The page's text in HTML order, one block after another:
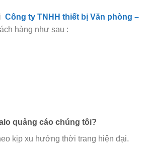
Công ty TNHH thiết bị Văn phòng –
hàng như sau :
quảng cáo chúng tôi?
kịp xu hướng thời trang hiện đại.